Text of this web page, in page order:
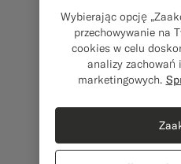
Wybierając opcję
przechowywanie na
cookies w celu
analizy zachowań
marketingowych.